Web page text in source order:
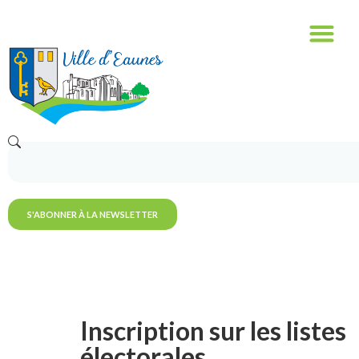
S'ABONNER À LA NEWSLETTER
Inscription sur les listes